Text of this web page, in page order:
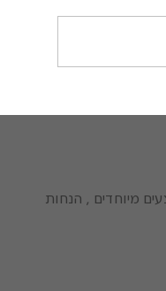
מיוחדים , הנחות